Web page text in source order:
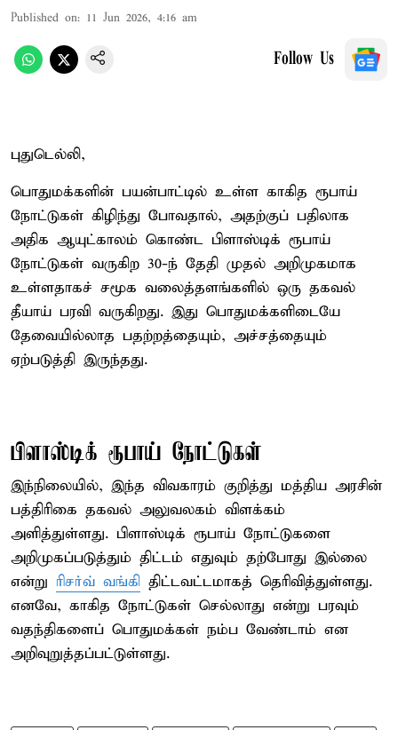
Published on: 11 Jun 2026, 4:16 am
Follow Us
புதுடெல்லி,
பொதுமக்களின் பயன்பாட்டில் உள்ள காகித ரூபாய்
நோட்டுகள் கிழிந்து போவதால், அதற்குப் பதிலாக
அதிக ஆயுட்காலம் கொண்ட பிளாஸ்டிக் ரூபாய்
நோட்டுகள் வருகிற 30-ந் தேதி முதல் அறிமுகமாக
உள்ளதாகச் சமூக வலைத்தளங்களில் ஒரு தகவல்
தீயாய் பரவி வருகிறது. இது பொதுமக்களிடையே
தேவையில்லாத பதற்றத்தையும், அச்சத்தையும்
ஏற்படுத்தி இருந்தது.
பிளாஸ்டிக் ரூபாய் நோட்டுகள்
இந்நிலையில், இந்த விவகாரம் குறித்து மத்திய அரசின்
பத்திரிகை தகவல் அலுவலகம் விளக்கம்
அளித்துள்ளது. பிளாஸ்டிக் ரூபாய் நோட்டுகளை
அறிமுகப்படுத்தும் திட்டம் எதுவும் தற்போது இல்லை
என்று ரிசர்வ் வங்கி திட்டவட்டமாகத் தெரிவித்துள்ளது.
எனவே, காகித நோட்டுகள் செல்லாது என்று பரவும்
வதந்திகளைப் பொதுமக்கள் நம்ப வேண்டாம் என
அறிவுறுத்தப்பட்டுள்ளது.